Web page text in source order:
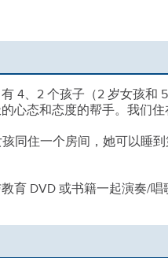
4、2 个孩子（2 岁女孩和
心态和态度的帮手。我们住
同住一个房间，她可以睡到
育 DVD 或书籍一起演奏/